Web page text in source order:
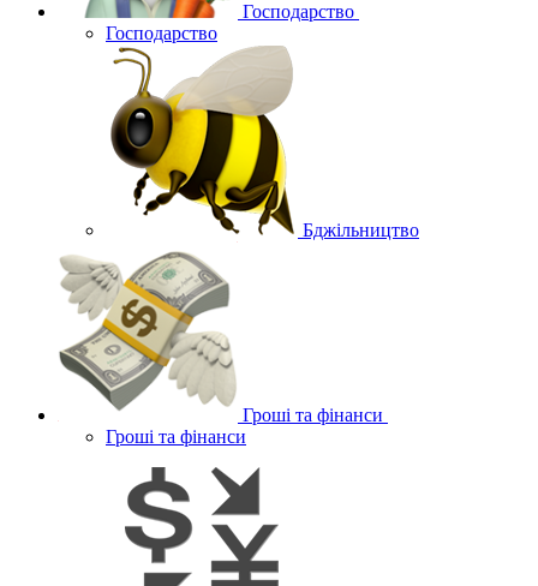
Господарство
Господарство
Бджільництво
Гроші та фінанси
Гроші та фінанси